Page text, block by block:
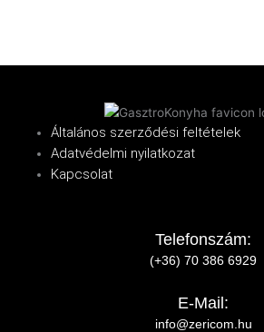
Általános szerződési feltételek
Adatvédelmi nyilatkozat
Kapcsolat
Telefonszám:
(+36) 70 386 6929
E-Mail:
info@zericom.hu